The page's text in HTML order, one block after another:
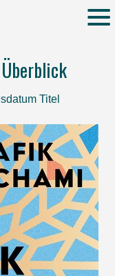
Titel